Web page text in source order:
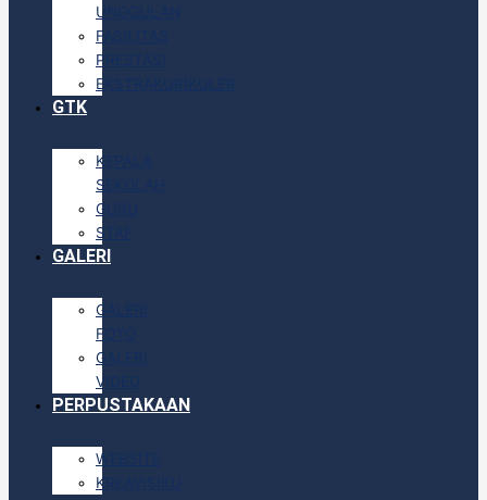
UNGGULAN
FASILITAS
PRESTASI
EKSTRAKURIKULER
GTK
KEPALA
SEKOLAH
GURU
STAF
GALERI
GALERI
FOTO
GALERI
VIDEO
PERPUSTAKAAN
WEBSITE
KREAVISIKU